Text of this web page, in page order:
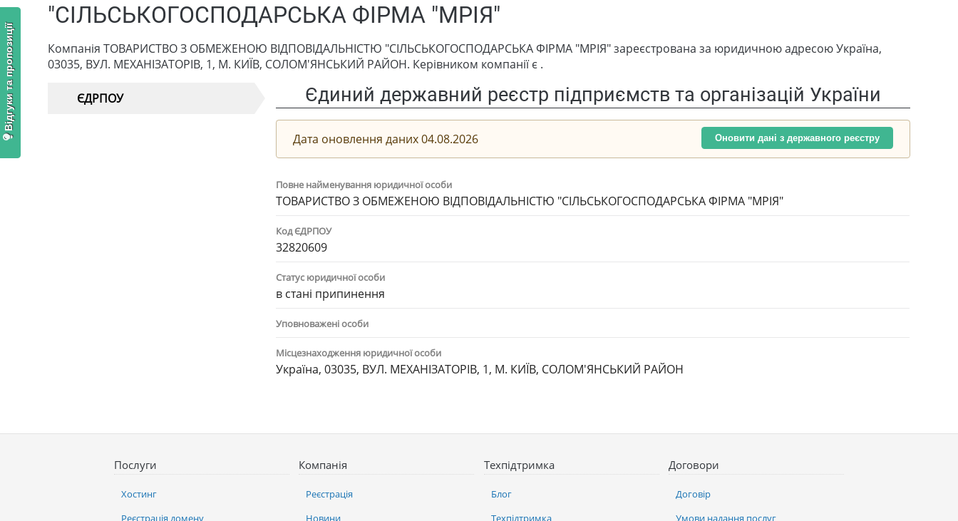
"СІЛЬСЬКОГОСПОДАРСЬКА ФІРМА "МРІЯ"
Компанія ТОВАРИСТВО З ОБМЕЖЕНОЮ ВІДПОВІДАЛЬНІСТЮ "СІЛЬСЬКОГОСПОДАРСЬКА ФІРМА "МРІЯ" зареєстрована за юридичною адресою Україна,
03035, ВУЛ. МЕХАНІЗАТОРІВ, 1, М. КИЇВ, СОЛОМ'ЯНСЬКИЙ РАЙОН. Керівником компанії є .
ЄДРПОУ Єдиний державний реєстр підприємств та організацій України
Дата оновлення даних 04.08.2026 Оновити дані з державного реєстру
Повне найменування юридичної особи
ТОВАРИСТВО З ОБМЕЖЕНОЮ ВІДПОВІДАЛЬНІСТЮ "СІЛЬСЬКОГОСПОДАРСЬКА ФІРМА "МРІЯ"
Код ЄДРПОУ
32820609
Статус юридичної особи
в стані припинення
Уповноважені особи
Місцезнаходження юридичної особи
Україна, 03035, ВУЛ. МЕХАНІЗАТОРІВ, 1, М. КИЇВ, СОЛОМ'ЯНСЬКИЙ РАЙОН
Послуги
Хостинг
Реєстрація домену
Компанія
Реєстрація
Новини
Техпідтримка
Блог
Техпідтримка
Договори
Договір
Умови надання послуг
Відгуки та пропозиції